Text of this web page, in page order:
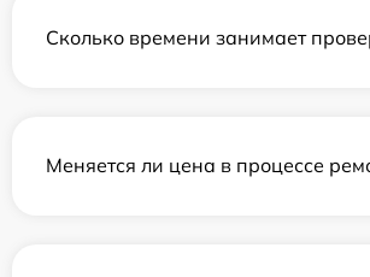
Сколько времени занимает
Меняется ли цена в процессе